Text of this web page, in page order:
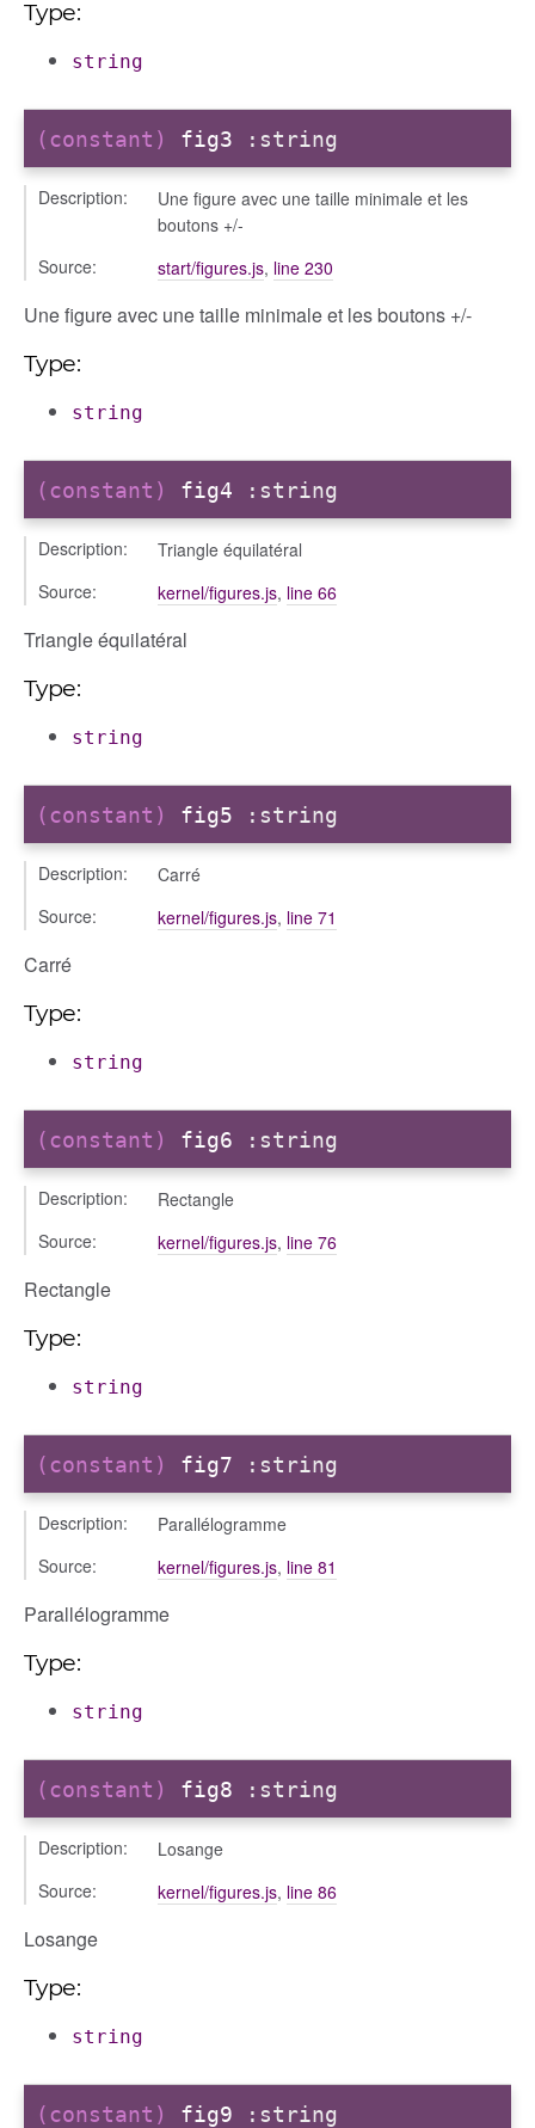
Type:
string
(constant) fig3 :string
Description:
Une figure avec une taille minimale et les
boutons +/-
Source:
start/figures.js, line 230
Une figure avec une taille minimale et les boutons +/-
Type:
string
(constant) fig4 :string
Description:
Triangle équilatéral
Source:
kernel/figures.js, line 66
Triangle équilatéral
Type:
string
(constant) fig5 :string
Description:
Carré
Source:
kernel/figures.js, line 71
Carré
Type:
string
(constant) fig6 :string
Description:
Rectangle
Source:
kernel/figures.js, line 76
Rectangle
Type:
string
(constant) fig7 :string
Description:
Parallélogramme
Source:
kernel/figures.js, line 81
Parallélogramme
Type:
string
(constant) fig8 :string
Description:
Losange
Source:
kernel/figures.js, line 86
Losange
Type:
string
(constant) fig9 :string